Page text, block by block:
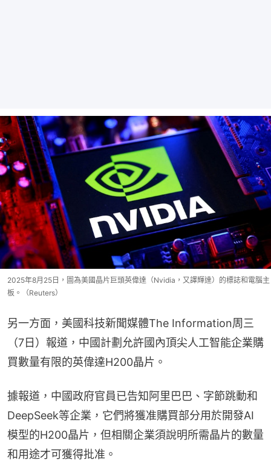
2025年8月25日，圖為美國晶片巨頭英偉達（Nvidia，又譯輝達）的標誌和電腦主
板。（Reuters）
另一方面，美國科技新聞媒體The Information周三
（7日）報道，中國計劃允許國內頂尖人工智能企業購
買數量有限的英偉達H200晶片。
據報道，中國政府官員已告知阿里巴巴、字節跳動和
DeepSeek等企業，它們將獲准購買部分用於開發AI
模型的H200晶片，但相關企業須說明所需晶片的數量
和用途才可獲得批准。